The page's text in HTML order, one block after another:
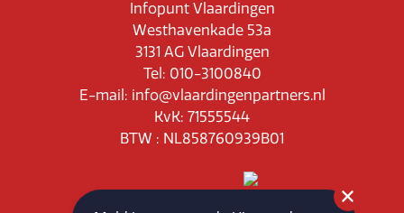
Infopunt Vlaardingen
Westhavenkade 53a
3131 AG Vlaardingen
Tel: 010-3100840
E-mail: info@vlaardingenpartners.nl
KvK: 71555544
BTW : NL858760939B01